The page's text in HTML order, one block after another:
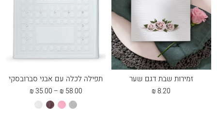
זמירות שבת דגם שער
8.20
₪
תפילה לכלה עם אבני סברובסקי
35.00
₪ – 58.00
₪
טווח
אפור ורוד חום לבן